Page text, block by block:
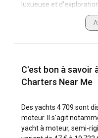
luxueuse et
libère des contraintes
aux commandes de
spots de plongée
Quelles sont les
Louer un yacht à
d'explorer certaines
époustouflantes du
C'est bon à savoir
Charters Near Me
Des yachts 4 709 sont
moteur. Il s'agit
yacht à moteur, semi-